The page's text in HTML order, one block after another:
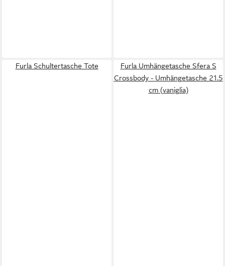
Furla Schultertasche Tote
Furla Umhängetasche Sfera S
Crossbody - Umhängetasche 21.5
cm (vaniglia)